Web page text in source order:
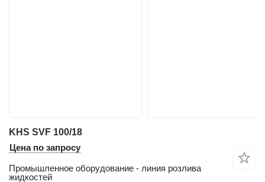
KHS SVF 100/18
Цена по запросу
Промышленное оборудование - линия розлива
жидкостей